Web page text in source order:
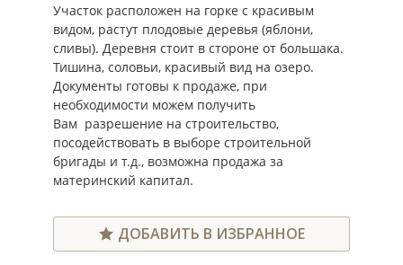
Участок расположен на горке с красивым
видом, растут плодовые деревья (яблони,
сливы). Деревня стоит в стороне от большака.
Тишина, соловьи, красивый вид на озеро.
Документы готовы к продаже, при
необходимости можем получить
Вам разрешение на строительство,
посодействовать в выборе строительной
бригады и т.д., возможна продажа за
материнский капитал.
ДОБАВИТЬ В ИЗБРАННОЕ